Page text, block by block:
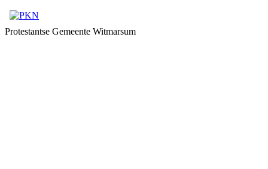
Protestantse Gemeente Witmarsum